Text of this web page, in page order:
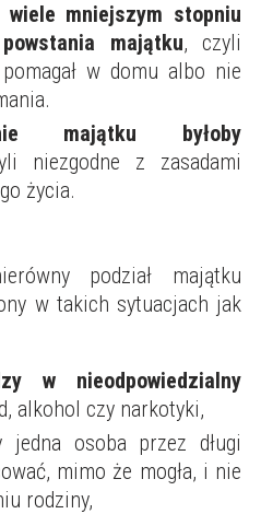
mniejszym stopniu
majątku, czyli
w domu albo nie
majątku byłoby
niezgodne z zasadami
życia.
podział majątku
w takich sytuacjach jak
w nieodpowiedzialny
alkohol czy narkotyki,
jedna osoba przez długi
mimo że mogła, i nie
rodziny,